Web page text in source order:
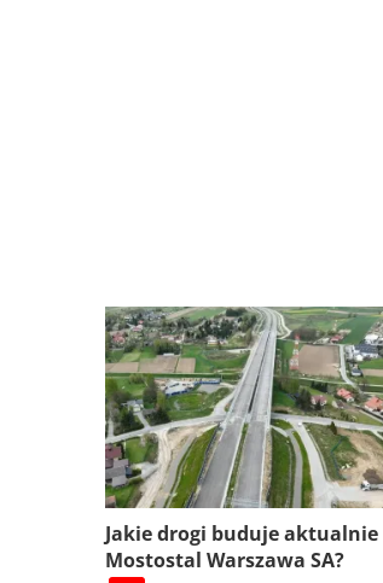
Jakie drogi buduje aktualnie
Mostostal Warszawa SA?